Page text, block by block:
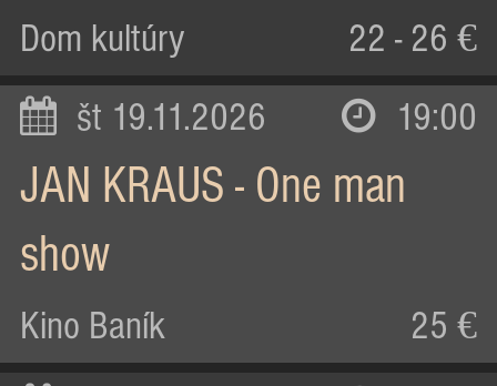
Dom kultúry 22 - 26 €
št 19.11.2026 19:00
JAN KRAUS - One man
show
Kino Baník 25 €